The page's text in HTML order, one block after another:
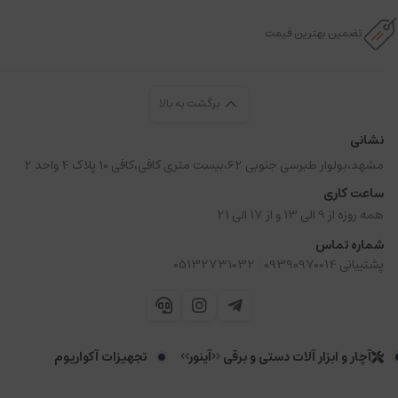
تضمین بهترین قیمت
برگشت به بالا
نشانی
مشهد،بولوار طبرسی جنوبی 62،بیست متری کافی،کافی 10 پلاک 4 واحد 2
ساعت کاری
همه روزه از 9 الی 13 و از 17 الی 21
شماره تماس
پشتیبانی 09390970014
05132731032
آچار و ابزار آلات دستی و برقی <<آینور>> تجهیزات آکواریوم